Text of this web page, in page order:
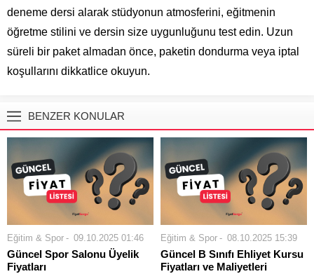
deneme dersi alarak stüdyonun atmosferini, eğitmenin
öğretme stilini ve dersin size uygunluğunu test edin. Uzun
süreli bir paket almadan önce, paketin dondurma veya iptal
koşullarını dikkatlice okuyun.
BENZER KONULAR
Eğitim & Spor 09.10.2025 01:46
Güncel Spor Salonu Üyelik
Fiyatları
Eğitim & Spor 08.10.2025 15:39
Güncel B Sınıfı Ehliyet Kursu
Fiyatları ve Maliyetleri